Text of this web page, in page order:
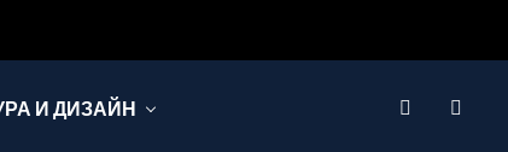
И ДИЗАЙН